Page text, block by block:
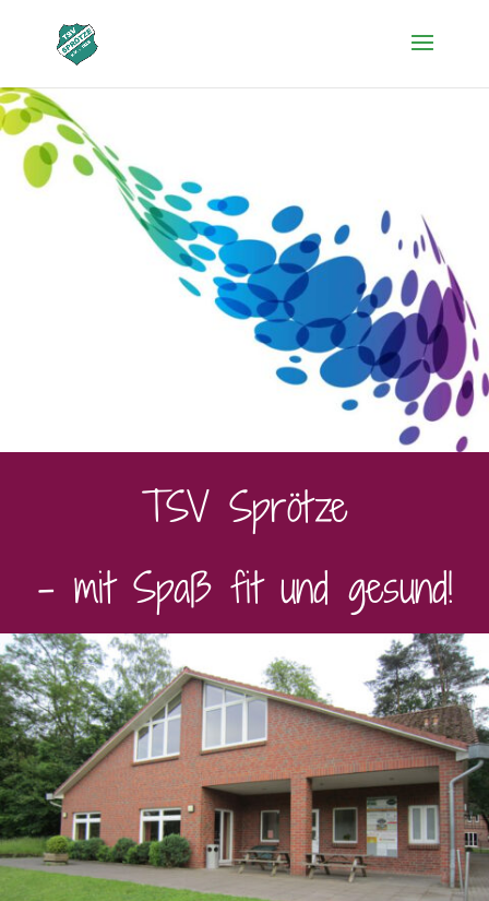
TSV Sprötze
– mit Spaß fit und gesund!